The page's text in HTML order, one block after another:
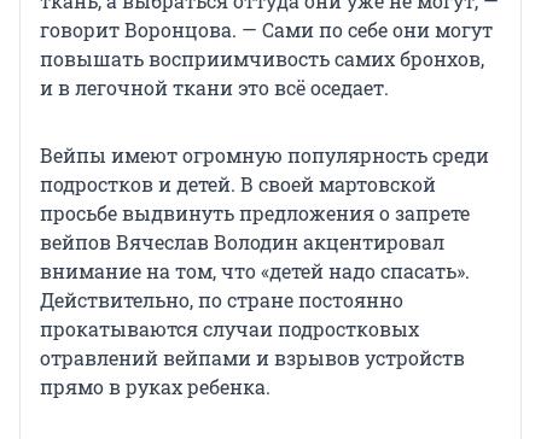
говорит Воронцова. — Сами по себе они могут
повышать восприимчивость самих бронхов,
и в легочной ткани это всё оседает.
Вейпы имеют огромную популярность среди
подростков и детей. В своей мартовской
просьбе выдвинуть предложения о запрете
вейпов Вячеслав Володин акцентировал
внимание на том, что «детей надо спасать».
Действительно, по стране постоянно
прокатываются случаи подростковых
отравлений вейпами и взрывов устройств
прямо в руках ребенка.